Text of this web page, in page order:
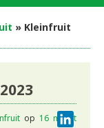
» Kleinfruit
op 16 maart